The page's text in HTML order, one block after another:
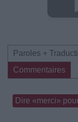
Paroles +
Commentaires
Dire «merci»